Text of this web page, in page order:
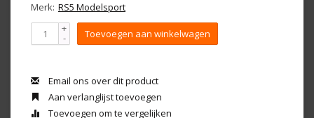
Merk: RS5 Modelsport
+
- Toevoegen aan winkelwagen
Email ons over dit product
Aan verlanglijst toevoegen
Toevoegen om te vergelijken